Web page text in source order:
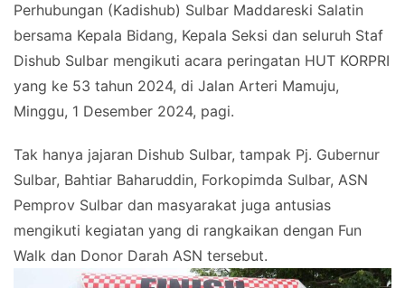
Perhubungan (Kadishub) Sulbar Maddareski Salatin
bersama Kepala Bidang, Kepala Seksi dan seluruh Staf
Dishub Sulbar mengikuti acara peringatan HUT KORPRI
yang ke 53 tahun 2024, di Jalan Arteri Mamuju,
Minggu, 1 Desember 2024, pagi.
Tak hanya jajaran Dishub Sulbar, tampak Pj. Gubernur
Sulbar, Bahtiar Baharuddin, Forkopimda Sulbar, ASN
Pemprov Sulbar dan masyarakat juga antusias
mengikuti kegiatan yang di rangkaikan dengan Fun
Walk dan Donor Darah ASN tersebut.